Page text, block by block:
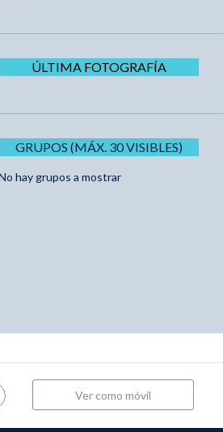
ÚLTIMA FOTOGRAFÍA
GRUPOS (MÁX. 30 VISIBLES)
hay grupos a mostrar